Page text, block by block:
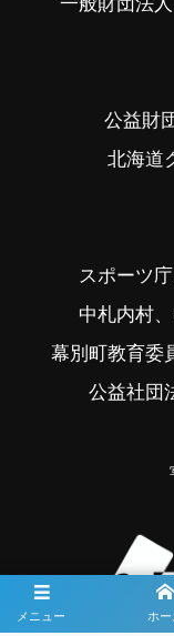
メニュー ホー
公益財
北海道
スポーツ
中札内村
幕別町教育委
公益社団